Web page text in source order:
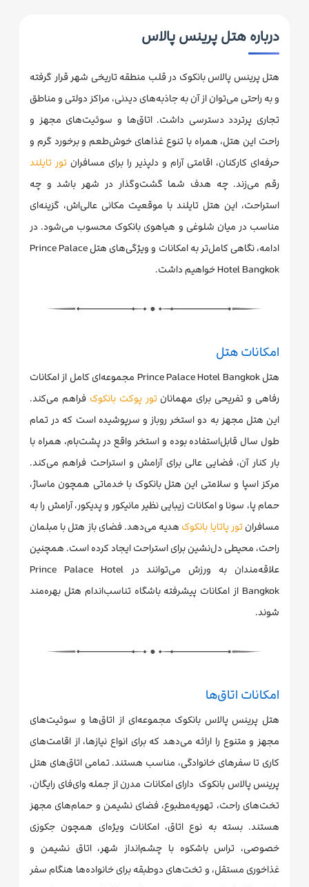
درباره هتل پرینس پالاس
هتل پرینس پالاس بانکوک در قلب منطقه تاریخی شهر قرار گرفته
و به راحتی می‌توان از آن به جاذبه‌های دیدنی، مراکز دولتی و مناطق
تجاری پرتردد دسترسی داشت. اتاق‌ها و سوئیت‌های مجهز و
راحت این هتل، همراه با تنوع غذاهای خوش‌طعم و برخورد گرم و
حرفه‌ای کارکنان، اقامتی آرام و دلپذیر را برای مسافران تور تایلند
رقم می‌زند. چه هدف شما گشت‌و‌گذار در شهر باشد و چه
استراحت، این هتل تایلند با موقعیت مکانی عالی‌اش، گزینه‌ای
مناسب در میان شلوغی و هیاهوی بانکوک محسوب می‌شود. در
ادامه، نگاهی کامل‌تر به امکانات و ویژگی‌های هتل Prince Palace
Hotel Bangkok خواهیم داشت.
امکانات هتل
هتل Prince Palace Hotel Bangkok مجموعه‌ای کامل از امکانات
رفاهی و تفریحی برای مهمانان تور پوکت بانکوک فراهم می‌کند.
این هتل مجهز به دو استخر روباز و سرپوشیده است که در تمام
طول سال قابل‌استفاده بوده و استخر واقع در پشت‌بام، همراه با
بار کنار آن، فضایی عالی برای آرامش و استراحت فراهم می‌کند.
مرکز اسپا و سلامتی این هتل بانکوک با خدماتی همچون ماساژ،
حمام پا، سونا و امکانات زیبایی نظیر مانیکور و پدیکور، آرامش را به
مسافران تور پاتایا بانکوک هدیه می‌دهد. فضای باز هتل با مبلمان
راحت، محیطی دل‌نشین برای استراحت ایجاد کرده است. همچنین
علاقه‌مندان به ورزش می‌توانند در Prince Palace Hotel
Bangkok از امکانات پیشرفته باشگاه تناسب‌اندام هتل بهره‌مند
شوند.
امکانات اتاق‌ها
هتل پرینس پالاس بانکوک مجموعه‌ای از اتاق‌ها و سوئیت‌های
مجهز و متنوع را ارائه می‌دهد که برای انواع نیازها، از اقامت‌های
کاری تا سفرهای خانوادگی، مناسب هستند. تمامی اتاق‌های هتل
پرینس پالاس بانکوک دارای امکانات مدرن از جمله وای‌فای رایگان،
تخت‌های راحت، تهویه‌مطبوع، فضای نشیمن و حمام‌های مجهز
هستند. بسته به نوع اتاق، امکانات ویژه‌ای همچون جکوزی
خصوصی، تراس باشکوه با چشم‌انداز شهر، اتاق نشیمن و
غذاخوری مستقل، و تخت‌های دوطبقه برای خانواده‌ها هنگام سفر